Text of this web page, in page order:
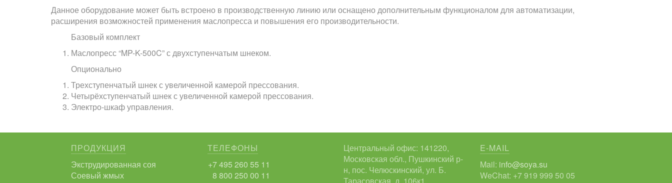
Данное оборудование может быть встроено в производственную линию или оснащено дополнительным функционалом для автоматизации,
расширения возможностей применения маслопресса и повышения его производительности.
Базовый комплект
Маслопресс “MP-K-500C” с двухступенчатым шнеком.
Опционально
Трехступенчатый шнек с увеличенной камерой прессования.
Четырёхступенчатый шнек с увеличенной камерой прессования.
Электро-шкаф управления.
ПРОДУКЦИЯ
Экструдированная соя
Соевый жмых
ТЕЛЕФОНЫ
+7 495 260 55 11
8 800 250 00 11
Центральный офис: 141220,
Московская обл., Пушкинский р-
н, пос. Челюскинский, ул. Б.
E-MAIL
Mail: info@soya.su
WeChat: +7 919 999 50 05